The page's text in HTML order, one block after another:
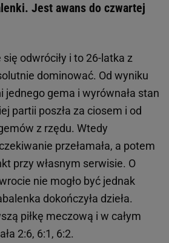
Jest awans do czwartej
odwróciły i to 26-latka z
dominować. Od wyniku
jednego gema i wyrównała stan
partii poszła za ciosem i od
z rzędu. Wtedy
przełamała, a potem
przy własnym serwisie. O
nie mogło być jednak
dokończyła dzieła.
piłkę meczową i w całym
2:6, 6:1, 6:2.